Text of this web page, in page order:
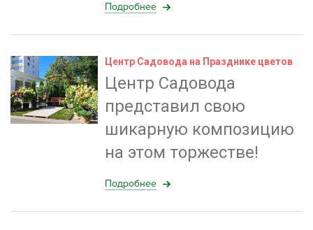
Подробнее
Центр Садовода на Празднике цветов
Центр Садовода
представил свою
шикарную композицию
на этом торжестве!
Подробнее